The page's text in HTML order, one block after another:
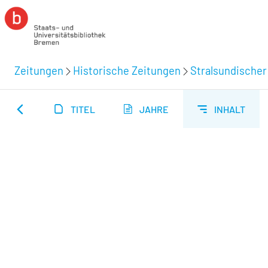
Zeitungen Historische Zeitungen
TITEL JAHRE INHALT